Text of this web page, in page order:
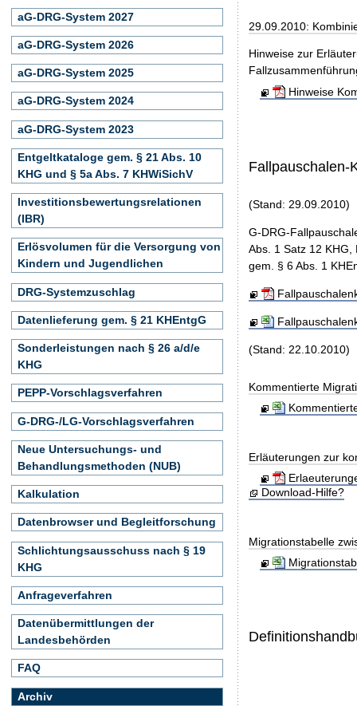
29.09.2010:
Hinweise zur
Hinweise
Fallpauschalen-
(Stand: 29.09.2010)
G-DRG-
Abs. 1 Satz 12
gem. § 6 Abs. 1
(Stand: 22.10.2010)
Kommentierte
Erläuterungen zur
Download-Hilfe?
Migrationstabelle
aG-DRG-System 2027
aG-DRG-System 2026
aG-DRG-System 2025
aG-DRG-System 2024
aG-DRG-System 2023
Entgeltkataloge gem. § 21 Abs. 10
KHG und § 5a Abs. 7 KHWiSichV
Investitionsbewertungsrelationen
(IBR)
Erlösvolumen für die Versorgung von
Kindern und Jugendlichen
DRG-Systemzuschlag
Datenlieferung gem. § 21 KHEntgG
Sonderleistungen nach § 26 a/d/e
KHG
PEPP-Vorschlagsverfahren
G-DRG-/LG-Vorschlagsverfahren
Neue Untersuchungs- und
Behandlungsmethoden (NUB)
Kalkulation
Datenbrowser und Begleitforschung
Schlichtungsausschuss nach § 19
KHG
Anfrageverfahren
Datenübermittlungen der
Landesbehörden
FAQ
Archiv